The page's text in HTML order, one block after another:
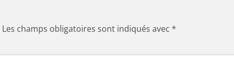
Les champs obligatoires sont indiqués avec *